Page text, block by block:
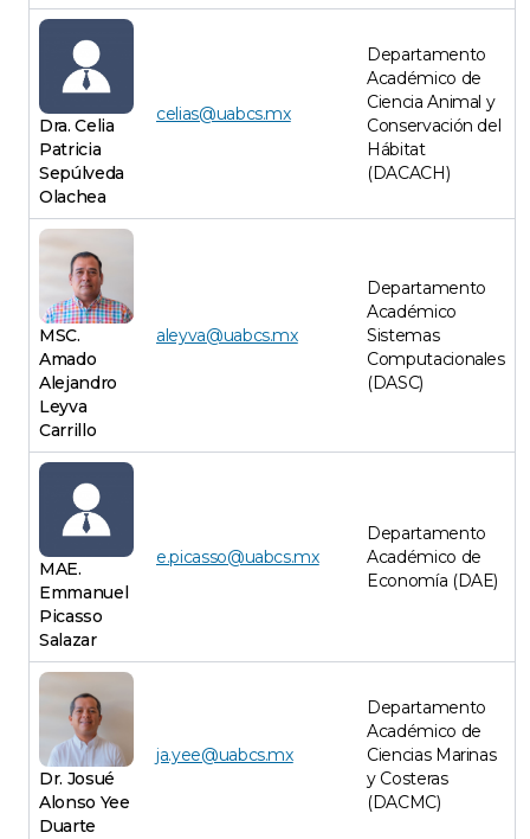
Dra. Celia
Patricia
Sepúlveda
Olachea
celias@uabcs.mx
Departamento
Académico de
Ciencia Animal y
Conservación del
Hábitat
(DACACH)
MSC.
Amado
Alejandro
Leyva
Carrillo
aleyva@uabcs.mx
Departamento
Académico
Sistemas
Computacionales
(DASC)
MAE.
Emmanuel
Picasso
Salazar
e.picasso@uabcs.mx
Departamento
Académico de
Economía (DAE)
Dr. Josué
Alonso Yee
Duarte
ja.yee@uabcs.mx
Departamento
Académico de
Ciencias Marinas
y Costeras
(DACMC)